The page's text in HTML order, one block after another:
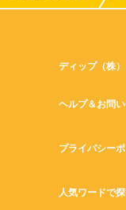
ディップ（株）
ヘルプ＆お問
プライバシー
人気ワードで